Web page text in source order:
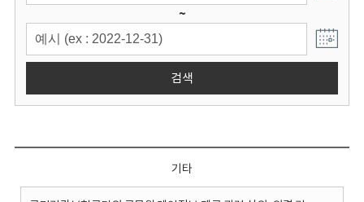
~
검색
기타